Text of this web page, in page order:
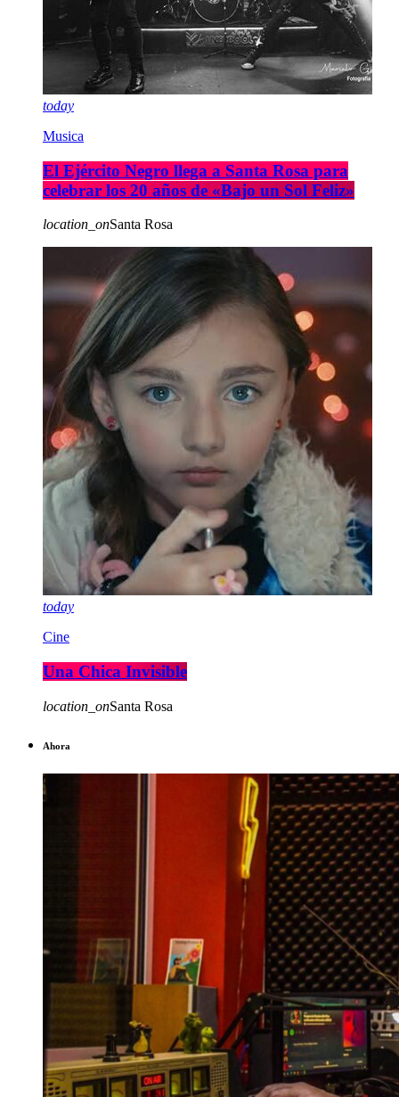
today
Musica
El Ejército Negro llega a Santa Rosa para
celebrar los 20 años de «Bajo un Sol Feliz»
location_onSanta Rosa
today
Cine
Una Chica Invisible
location_onSanta Rosa
Ahora